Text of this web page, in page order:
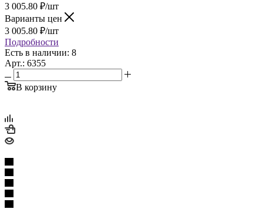
3 005.80 ₽/шт
Варианты цен
3 005.80 ₽/шт
Подробности
Есть в наличии: 8
Арт.: 6355
В корзину